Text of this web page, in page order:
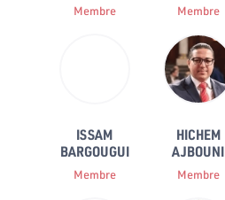
Membre Membre
ISSAM
BARGOUGUI
Membre
HICHEM
AJBOUNI
Membre